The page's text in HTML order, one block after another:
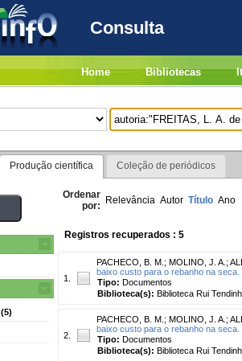
Consulta
Home Bibliotecas
Produção científica Coleção de periódicos
(5)
Ordenar
por: Relevância Autor Título Ano
Registros recuperados : 5
1.
PACHECO, B. M. ; MOLINO, J. A. ;
baixo custo para o rebanho na seca.
Tipo: Documentos
Biblioteca(s): Biblioteca Rui
2.
PACHECO, B. M. ; MOLINO, J. A. ;
baixo custo para o rebanho na seca.
Tipo: Documentos
Biblioteca(s): Biblioteca Rui